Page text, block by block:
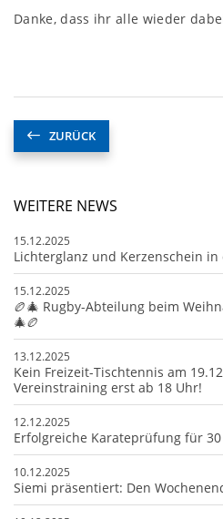
Danke, dass ihr alle wieder
ZURÜCK
WEITERE NEWS
15.12.2025
Lichterglanz und Kerzenschein
15.12.2025
🏉🎄 Rugby-Abteilung beim
🎄🏉
13.12.2025
Kein Freizeit-Tischtennis am
Vereinstraining erst ab 18 Uhr!
12.12.2025
Erfolgreiche Karateprüfung für
10.12.2025
Siemi präsentiert: Den